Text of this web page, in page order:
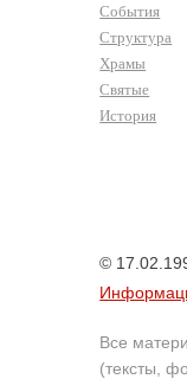
События
Структура
Храмы
Святые
История
©
Все
(тексты,